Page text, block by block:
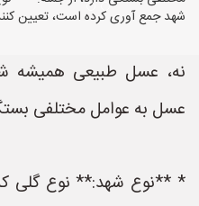
شهد جمع آوری کرده است، تعیین
نه، عسل طبیعی همیشه
عسل به عوامل مختلفی
* **نوع شهد:** نوع گلی